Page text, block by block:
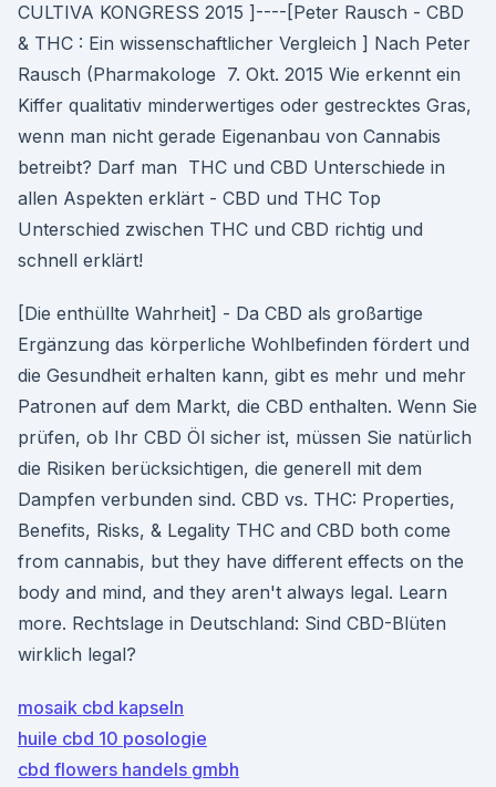
CULTIVA KONGRESS 2015 ]----[Peter Rausch - CBD
& THC : Ein wissenschaftlicher Vergleich ] Nach Peter
Rausch (Pharmakologe 7. Okt. 2015 Wie erkennt ein
Kiffer qualitativ minderwertiges oder gestrecktes Gras,
wenn man nicht gerade Eigenanbau von Cannabis
betreibt? Darf man THC und CBD Unterschiede in
allen Aspekten erklärt - CBD und THC Top
Unterschied zwischen THC und CBD richtig und
schnell erklärt!
[Die enthüllte Wahrheit] - Da CBD als großartige
Ergänzung das körperliche Wohlbefinden fördert und
die Gesundheit erhalten kann, gibt es mehr und mehr
Patronen auf dem Markt, die CBD enthalten. Wenn Sie
prüfen, ob Ihr CBD Öl sicher ist, müssen Sie natürlich
die Risiken berücksichtigen, die generell mit dem
Dampfen verbunden sind. CBD vs. THC: Properties,
Benefits, Risks, & Legality THC and CBD both come
from cannabis, but they have different effects on the
body and mind, and they aren't always legal. Learn
more. Rechtslage in Deutschland: Sind CBD-Blüten
wirklich legal?
mosaik cbd kapseln
huile cbd 10 posologie
cbd flowers handels gmbh